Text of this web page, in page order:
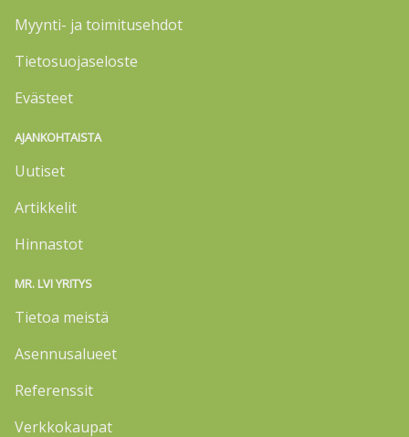
Myynti- ja toimitusehdot
Tietosuojaseloste
Evästeet
AJANKOHTAISTA
Uutiset
Artikkelit
Hinnastot
MR. LVI YRITYS
Tietoa meistä
Asennusalueet
Referenssit
Verkkokaupat